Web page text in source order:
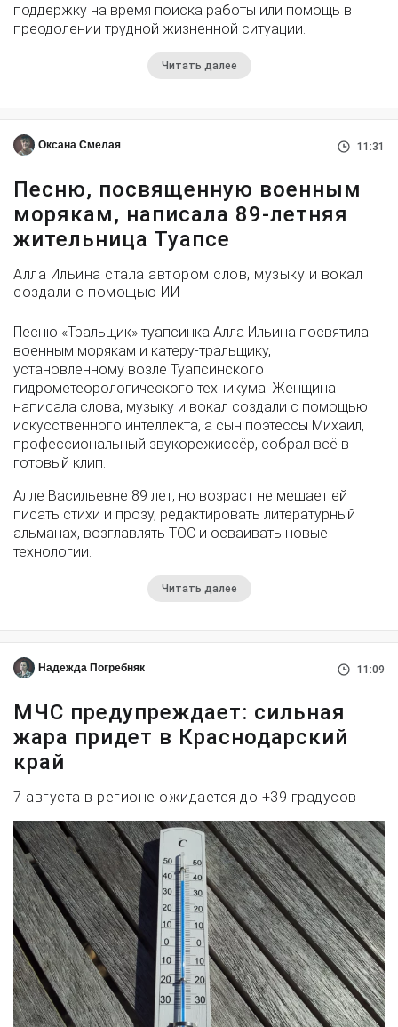
поддержку на время поиска работы или помощь в
преодолении трудной жизненной ситуации.
Читать далее
Оксана Смелая 11:31
Песню, посвященную военным
морякам, написала 89-летняя
жительница Туапсе
Алла Ильина стала автором слов, музыку и вокал
создали с помощью ИИ
Песню «Тральщик» туапсинка Алла Ильина посвятила
военным морякам и катеру-тральщику,
установленному возле Туапсинского
гидрометеорологического техникума. Женщина
написала слова, музыку и вокал создали с помощью
искусственного интеллекта, а сын поэтессы Михаил,
профессиональный звукорежиссёр, собрал всё в
готовый клип.
Алле Васильевне 89 лет, но возраст не мешает ей
писать стихи и прозу, редактировать литературный
альманах, возглавлять ТОС и осваивать новые
технологии.
Читать далее
Надежда Погребняк 11:09
МЧС предупреждает: сильная
жара придет в Краснодарский
край
7 августа в регионе ожидается до +39 градусов